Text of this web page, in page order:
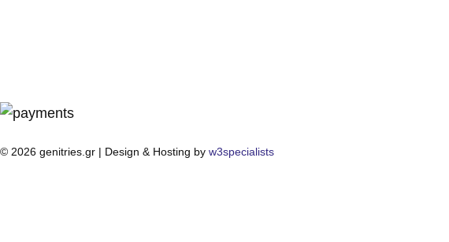
© 2026 genitries.gr | Design & Hosting by w3specialists